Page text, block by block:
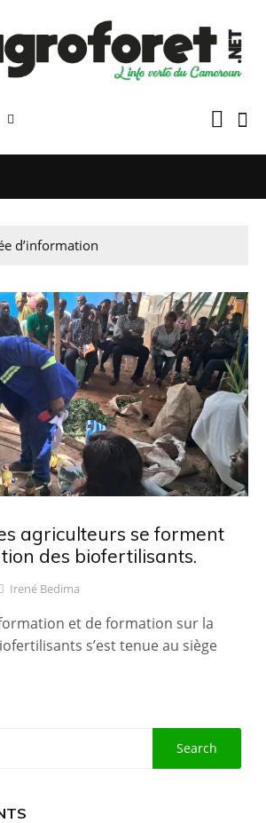
d’information
agriculteurs se forment
des biofertilisants.
Irené Bedima
et de formation sur la
s’est tenue au siège